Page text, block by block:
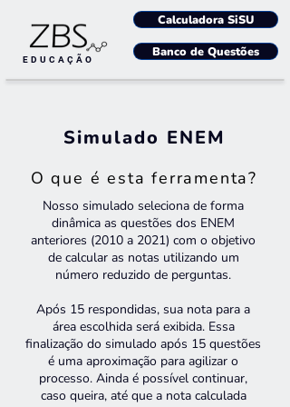
Simulado ENEM
O que é esta ferramenta?
Nosso simulado seleciona de forma
dinâmica as questões dos ENEM
anteriores (2010 a 2021) com o objetivo
de calcular as notas utilizando um
número reduzido de perguntas.
Após 15 respondidas, sua nota para a
área escolhida será exibida. Essa
finalização do simulado após 15 questões
é uma aproximação para agilizar o
processo. Ainda é possível continuar,
caso queira, até que a nota calculada
EDUCAÇÃO
Banco de Questões
Calculadora SiSU